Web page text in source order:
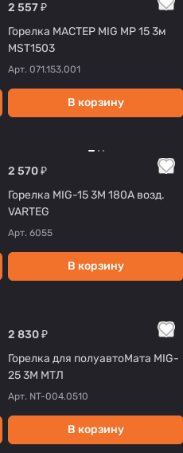
2 557 ₽
Горелка МАСТЕР MIG MP 15 3м
MST1503
Арт. 071.153.001
В корзину
2 570 ₽
Горелка MIG-15 3М 180A возд.
VARTEG
Арт. 6055
В корзину
2 830 ₽
Горелка для полуавтоМата MIG-
25 3М МТЛ
Арт. NT-004.0510
В корзину